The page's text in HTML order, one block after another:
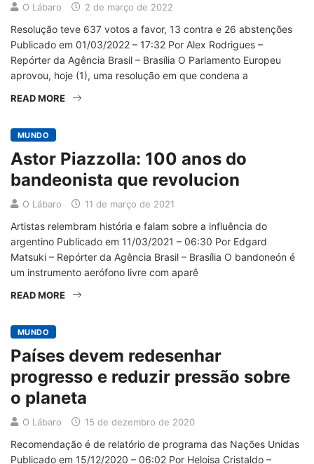
O Lábaro 2 de março de 2022
Resolução teve 637 votos a favor, 13 contra e 26 abstenções
Publicado em 01/03/2022 – 17:32 Por Alex Rodrigues –
Repórter da Agência Brasil – Brasília O Parlamento Europeu
aprovou, hoje (1), uma resolução em que condena a
READ MORE
MUNDO
Astor Piazzolla: 100 anos do
bandeonista que revolucion
O Lábaro 11 de março de 2021
Artistas relembram história e falam sobre a influência do
argentino Publicado em 11/03/2021 – 06:30 Por Edgard
Matsuki – Repórter da Agência Brasil – Brasília O bandoneón é
um instrumento aerófono livre com aparê
READ MORE
MUNDO
Países devem redesenhar
progresso e reduzir pressão sobre
o planeta
O Lábaro 15 de dezembro de 2020
Recomendação é de relatório de programa das Nações Unidas
Publicado em 15/12/2020 – 06:02 Por Heloisa Cristaldo –